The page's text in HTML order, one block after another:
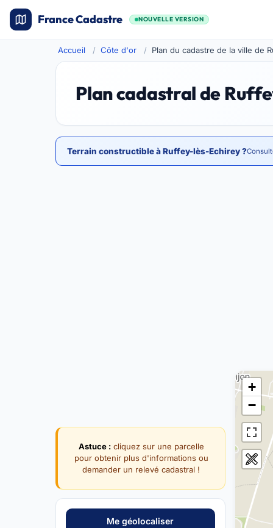
France Cadastre NOUVELLE VERSION
Accueil Côte d'or Plan du cadastre de la ville de
Plan cadastral de
Terrain constructible à Ruffey-lès-Echirey ?
Astuce :cliquez sur une parcelle
pour obtenir plus d'informations ou
demander un relevé cadastral !
+
−